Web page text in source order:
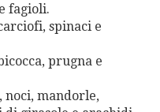
fagioli.
spinaci e
prugna e
noci, mandorle,